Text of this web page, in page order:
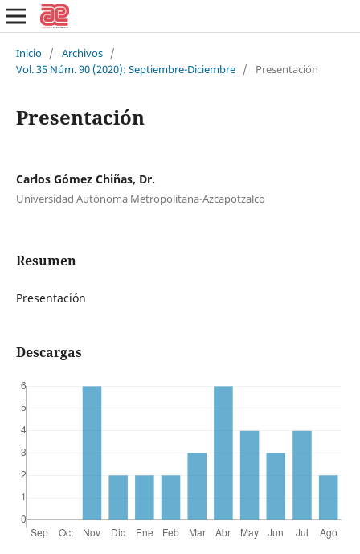
Inicio / Archivos /
Vol. 35 Núm. 90 (2020): Septiembre-Diciembre / Presentación
Presentación
Carlos Gómez Chiñas, Dr.
Universidad Autónoma Metropolitana-Azcapotzalco
Resumen
Presentación
Descargas